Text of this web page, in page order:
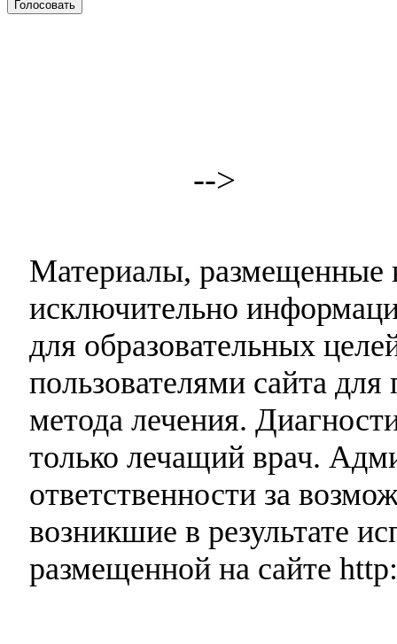
-->
Материалы, размещенные
исключительно
для образовательных
пользователями сайта
метода лечения.
только лечащий врач.
ответственности за
возникшие в результате
размещенной на сайте